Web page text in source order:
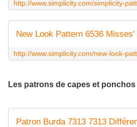
Les patrons de capes et ponchos